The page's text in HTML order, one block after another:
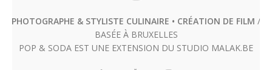
PHOTOGRAPHE & STYLISTE CULINAIRE • CRÉATION DE FILM /
BASÉE À BRUXELLES
POP & SODA EST UNE EXTENSION DU STUDIO MALAK.BE